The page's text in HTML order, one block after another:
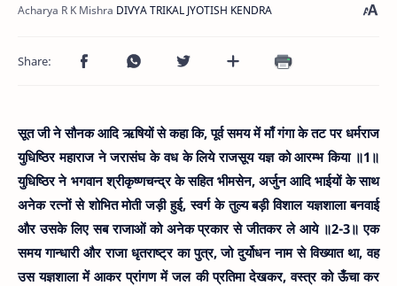
सूत जी ने सौनक आदि ऋषियों से कहा कि, पूर्व समय में माँ गंगा के तट पर धर्मराज
युधिष्ठिर महाराज ने जरासंघ के वध के लिये राजसूय यज्ञ को आरम्भ किया ॥1॥
युधिष्ठिर ने भगवान श्रीकृष्णचन्द्र के सहित भीमसेन, अर्जुन आदि भाईयों के साथ
अनेक रत्नों से शोभित मोती जड़ी हुई, स्वर्ग के तुल्य बड़ी विशाल यज्ञशाला बनवाई
और उसके लिए सब राजाओं को अनेक प्रकार से जीतकर ले आये ॥2-3॥ एक
समय गान्धारी और राजा धृतराष्ट्र का पुत्र, जो दुर्योधन नाम से विख्यात था, वह
उस यज्ञशाला में आकर प्रांगण में जल की प्रतिमा देखकर, वस्त्र को ऊँचा कर